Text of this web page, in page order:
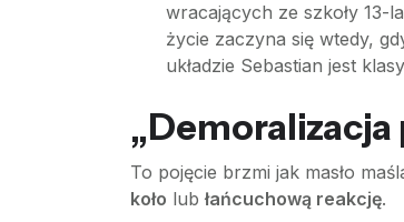
wracających ze szkoły 13-
życie zaczyna się wtedy,
układzie Sebastian jest
To pojęcie brzmi jak masło
koło lub łańcuchową reakcję.